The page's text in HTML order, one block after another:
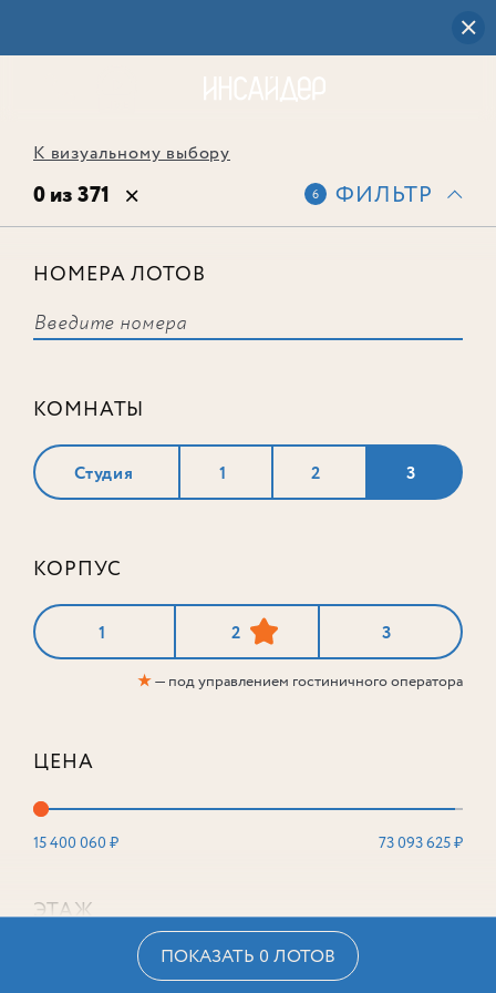
К визуальному выбору
0 из 371 6 ФИЛЬТР
НОМЕРА ЛОТОВ
КОМНАТЫ
Студия 1 2 3
КОРПУС
1 2 3
★— под управлением гостиничного оператора
ЦЕНА
15 400 060 ₽ 73 093 625 ₽
ЭТАЖ
ПОКАЗАТЬ 0 ЛОТОВ
соответствует ни одного лота